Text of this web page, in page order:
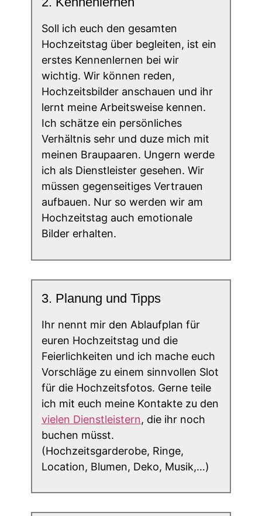
Soll ich euch den gesamten
Hochzeitstag über begleiten, ist ein
erstes Kennenlernen bei wir
wichtig. Wir können reden,
Hochzeitsbilder anschauen und ihr
lernt meine Arbeitsweise kennen.
Ich schätze ein persönliches
Verhältnis sehr und duze mich mit
meinen Braupaaren. Ungern werde
ich als Dienstleister gesehen. Wir
müssen gegenseitiges Vertrauen
aufbauen. Nur so werden wir am
Hochzeitstag auch emotionale
Bilder erhalten.
3. Planung und Tipps
Ihr nennt mir den Ablaufplan für
euren Hochzeitstag und die
Feierlichkeiten und ich mache euch
Vorschläge zu einem sinnvollen Slot
für die Hochzeitsfotos. Gerne teile
ich mit euch meine Kontakte zu den
vielen Dienstleistern, die ihr noch
buchen müsst.
(Hochzeitsgarderobe, Ringe,
Location, Blumen, Deko, Musik,…)